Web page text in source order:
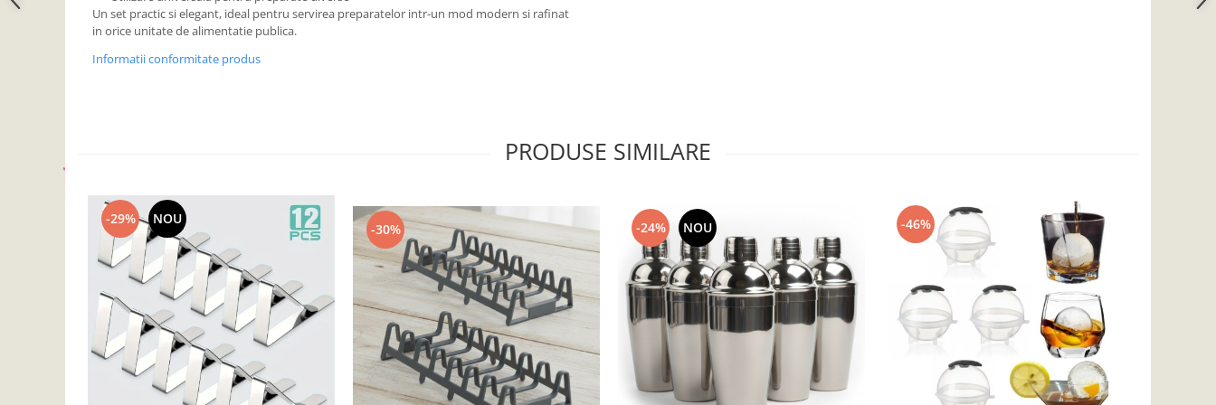
Accesorii inot si gonflabile
Jucarii de plaja
Genti de plaja
Un set practic si elegant, ideal pentru servirea preparatelor intr-un mod modern si rafinat
in orice unitate de alimentatie publica.
Informatii conformitate produs
PRODUSE SIMILARE
-29% NOU
-30% -24% NOU -46%